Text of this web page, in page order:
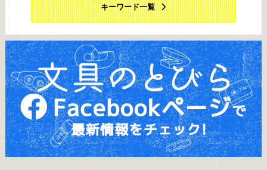
キーワード一覧